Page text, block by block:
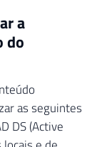
a
do
as seguintes
DS (Active